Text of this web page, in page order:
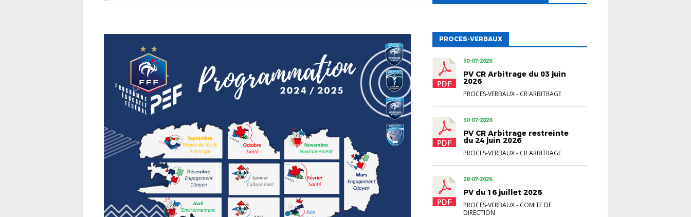
PROCES-VERBAUX
30-07-2026
PV CR Arbitrage du 03 juin
2026
PROCES-VERBAUX- CR ARBITRAGE
30-07-2026
PV CR Arbitrage restreinte
du 24 juin 2026
PROCES-VERBAUX- CR ARBITRAGE
28-07-2026
PV du 16 juillet 2026
PROCES-VERBAUX- COMITE DE
DIRECTION